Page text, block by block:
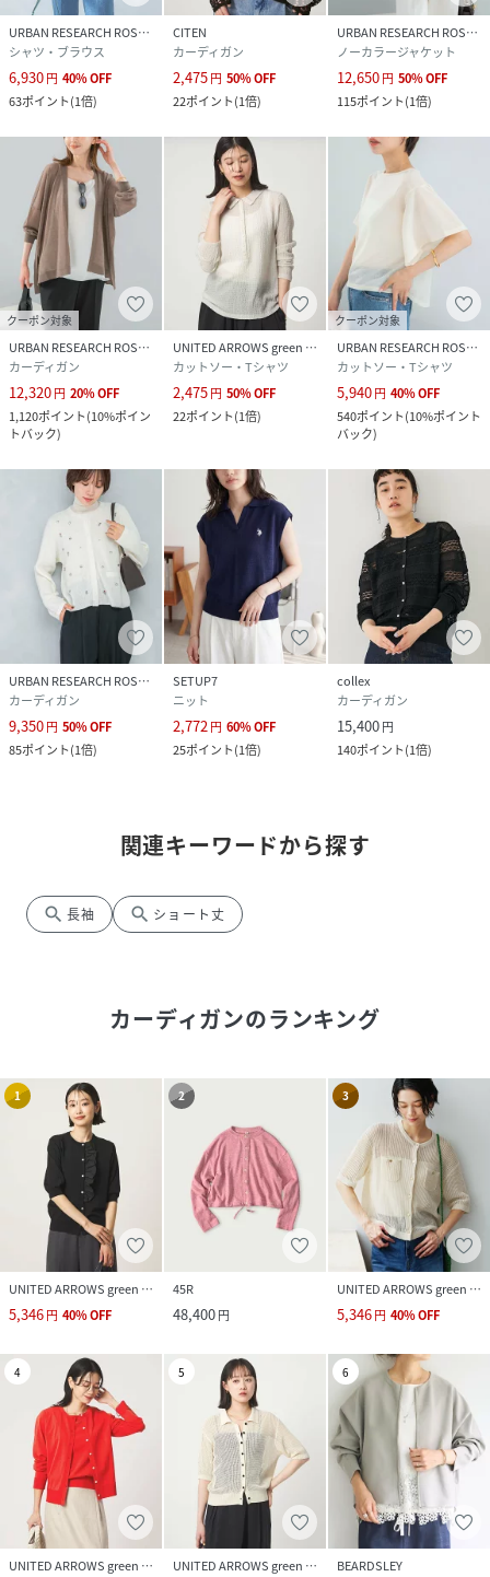
URBAN RESEARCH ROSSO
シャツ・ブラウス
6,930円 40%OFF
63ポイント(1倍)
CITEN
カーディガン
2,475円 50%OFF
22ポイント(1倍)
URBAN RESEARCH ROSSO
ノーカラージャケット
12,650円 50%OFF
115ポイント(1倍)
クーポン対象
URBAN RESEARCH ROSSO
カーディガン
12,320円 20%OFF
1,120ポイント(10%ポイン
トバック)
UNITED ARROWS green label relaxing
カットソー・Tシャツ
2,475円 50%OFF
22ポイント(1倍)
クーポン対象
URBAN RESEARCH ROSSO
カットソー・Tシャツ
5,940円 40%OFF
540ポイント(10%ポイント
バック)
URBAN RESEARCH ROSSO
カーディガン
9,350円 50%OFF
85ポイント(1倍)
SETUP7
ニット
2,772 円 60%OFF
25ポイント(1倍)
collex
カーディガン
15,400円
140ポイント(1倍)
関連キーワードから探す
search 長袖 search ショート丈
カーディガンのランキング
1
UNITED ARROWS green label relaxing
5,346円 40%OFF
2
45R
48,400円
3
UNITED ARROWS green label relaxing
5,346円 40%OFF
4
UNITED ARROWS green label relaxing
5
UNITED ARROWS green label relaxing
6
BEARDSLEY